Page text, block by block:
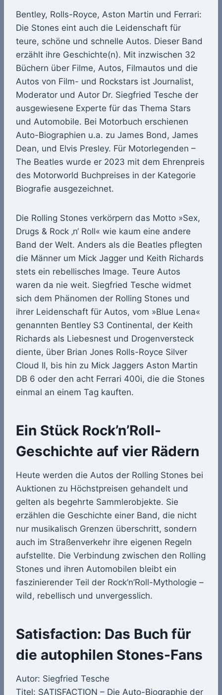
Bentley, Rolls-Royce, Aston Martin und Ferrari:
Die Stones eint auch die Leidenschaft für
teure, schöne und schnelle Autos. Dieser Band
erzählt ihre Geschichte(n). Mit inzwischen 32
Büchern über Filme, Autos, Filmautos und die
Autos von Film- und Rockstars ist Journalist,
Moderator und Autor Dr. Siegfried Tesche der
ausgewiesene Experte für das Thema Stars
und Automobile. Bei Motorbuch erschienen
Auto-Biographien u.a. zu James Bond, James
Dean, und Elvis Presley. Für Motorlegenden –
The Beatles wurde er 2023 mit dem Ehrenpreis
des Motorworld Buchpreises in der Kategorie
Biografie ausgezeichnet.
Die Rolling Stones verkörpern das Motto »Sex,
Drugs & Rock ‚n‘ Roll« wie kaum eine andere
Band der Welt. Anders als die Beatles pflegten
die Männer um Mick Jagger und Keith Richards
stets ein rebellisches Image. Teure Autos
waren da nie weit. Siegfried Tesche widmet
sich dem Phänomen der Rolling Stones und
ihrer Leidenschaft für Autos, vom »Blue Lena«
genannten Bentley S3 Continental, der Keith
Richards als Liebesnest und Drogenversteck
diente, über Brian Jones Rolls-Royce Silver
Cloud II, bis hin zu Mick Jaggers Aston Martin
DB 6 oder den acht Ferrari 400i, die die Stones
einmal an einem Tag kauften.
Ein Stück Rock’n’Roll-
Geschichte auf vier Rädern
Heute werden die Autos der Rolling Stones bei
Auktionen zu Höchstpreisen gehandelt und
gelten als begehrte Sammlerobjekte. Sie
erzählen die Geschichte einer Band, die nicht
nur musikalisch Grenzen überschritt, sondern
auch im Straßenverkehr ihre eigenen Regeln
aufstellte. Die Verbindung zwischen den Rolling
Stones und ihren Automobilen bleibt ein
faszinierender Teil der Rock’n’Roll-Mythologie –
wild, rebellisch und unvergesslich.
Satisfaction: Das Buch für
die autophilen Stones-Fans
Autor: Siegfried Tesche
Titel: SATISFACTION – Die Auto-Biographie der